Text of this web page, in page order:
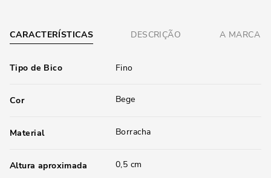
CARACTERÍSTICAS DESCRIÇÃO A MARCA
Tipo de Bico Fino
Cor Bege
Material Borracha
Altura aproximada 0,5 cm